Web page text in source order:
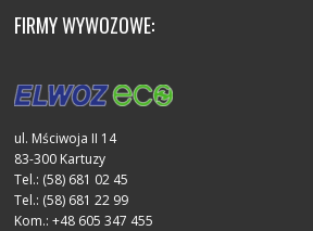
FIRMY WYWOZOWE:
ul. Mściwoja II 14
83-300 Kartuzy
Tel.: (58) 681 02 45
Tel.: (58) 681 22 99
Kom.: +48 605 347 455